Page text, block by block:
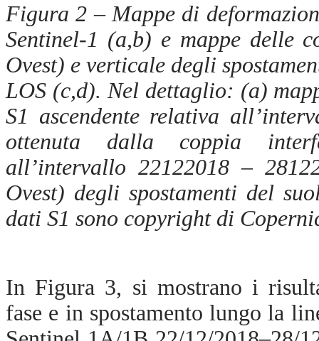
Figura 2 – Mappe di
Sentinel-1 (a,b) e mappe delle
Ovest) e verticale degli
LOS (c,d). Nel dettaglio: (a)
S1 ascendente relativa
ottenuta dalla coppia
all’intervallo 22122018 –
Ovest) degli spostamenti del
dati S1 sono copyright di
In Figura 3, si mostrano i
fase e in spostamento lungo la